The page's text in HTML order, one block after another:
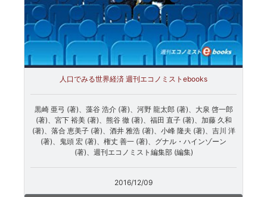
人口でみる世界経済 週刊エコノミストebooks
黒崎 亜弓 (著)、藻谷 浩介 (著)、河野 龍太郎 (著)、大泉 啓一郎
(著)、宮下 裕美 (著)、熊谷 徹 (著)、福田 直子 (著)、加藤 久和
(著)、落合 恵美子 (著)、酒井 雅浩 (著)、小峰 隆夫 (著)、吉川 洋
(著)、鬼頭 宏 (著)、権丈 善一 (著)、グナル・ハインゾーン
(著)、週刊エコノミスト編集部 (編集)
2016/12/09